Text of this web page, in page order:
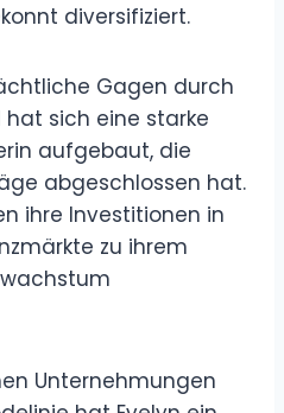
diversifiziert.
Gagen durch
sich eine starke
aufgebaut, die
abgeschlossen hat.
ihre Investitionen in
zu ihrem
Unternehmungen